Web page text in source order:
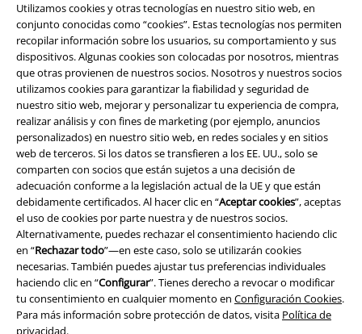
Utilizamos cookies y otras tecnologías en nuestro sitio web, en
conjunto conocidas como “cookies”. Estas tecnologías nos permiten
recopilar información sobre los usuarios, su comportamiento y sus
dispositivos. Algunas cookies son colocadas por nosotros, mientras
que otras provienen de nuestros socios. Nosotros y nuestros socios
utilizamos cookies para garantizar la fiabilidad y seguridad de
nuestro sitio web, mejorar y personalizar tu experiencia de compra,
realizar análisis y con fines de marketing (por ejemplo, anuncios
personalizados) en nuestro sitio web, en redes sociales y en sitios
web de terceros. Si los datos se transfieren a los EE. UU., solo se
comparten con socios que están sujetos a una decisión de
adecuación conforme a la legislación actual de la UE y que están
debidamente certificados. Al hacer clic en “Aceptar cookies”, aceptas
el uso de cookies por parte nuestra y de nuestros socios.
Alternativamente, puedes rechazar el consentimiento haciendo clic
en “Rechazar todo”—en este caso, solo se utilizarán cookies
necesarias. También puedes ajustar tus preferencias individuales
haciendo clic en “Configurar”. Tienes derecho a revocar o modificar
tu consentimiento en cualquier momento en Configuración Cookies.
Para más información sobre protección de datos, visita Política de
privacidad.
A Warner Music Group Company
Seguridad